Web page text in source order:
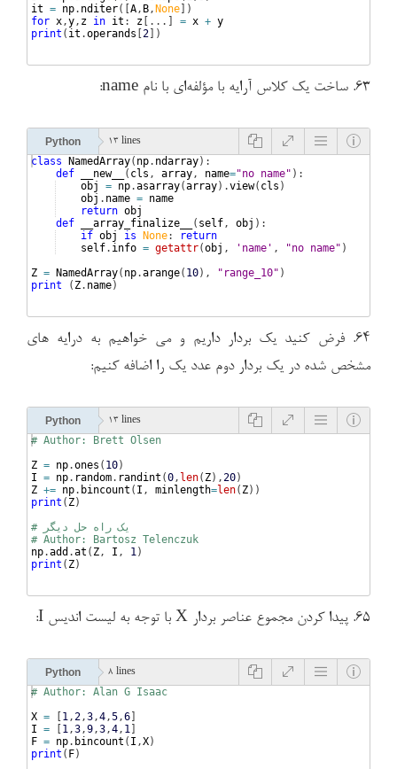
it = np. nditer([ A, B, None ])
for x,y, z in it : z ... = x + y
print ( it .operands 2 ])
۶۳. ساخت یک کلاس آرایه با مؤلفه‌ای با نام name:
Python 13 lines
class NamedArray( np. ndarray) :
def
__new__ ( cls , array, name="no name" ) :
obj
= np.asarray(array) .view( cls )
obj . name = name
return obj
def
__array_finalize__ ( self, obj ) :
if obj is None:
return
self. info = getattr(obj , 'name' , "no name" )
Z = NamedArray( np.arange( 10) , "range_10" )
print
( Z. name)
۶۴. فرض کنید یک بردار داریم و می خواهیم به درایه های
مشخص شده در یک بردار دوم عدد یک را اضافه کنیم:
Python 13 lines
# Author: Brett Olsen
Z = np.ones ( 10)
I = np. random. randint (0 , len( Z) , 20)
Z += np. bincount ( I , minlength=len( Z))
print ( Z)
# یک راه حل دیگر
# Author: Bartosz Telenczuk
np.add .at ( Z , I , 1 )
print ( Z)
۶۵. پیدا کردن مجموع عناصر بردار X با توجه به لیست اندیس I:
Python 8 lines
# Author: Alan G Isaac
X = [1 , 2 ,3 ,4 ,5 ,6]
I = [1 ,3 ,9 ,3 ,4 , 1 ]
F = np. bincount ( I ,X)
print ( F)